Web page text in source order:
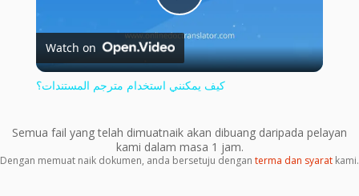
Play
Video
Watch on
كيف يمكنني استخدام مترجم المستندات؟
Semua fail yang telah dimuatnaik akan dibuang daripada pelayan
kami dalam masa 1 jam.
Dengan memuat naik dokumen, anda bersetuju dengan terma dan syarat kami.